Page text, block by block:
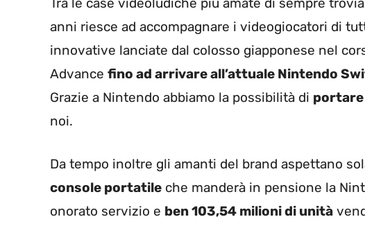
anni riesce ad accompagnare i videogiocatori di
innovative lanciate dal colosso giapponese nel
Advance fino ad arrivare all’attuale Nintendo
Grazie a Nintendo abbiamo la possibilità di
noi.
Da tempo inoltre gli amanti del brand aspettano
console portatile che manderà in pensione la
onorato servizio e ben103,54 milioni di unità